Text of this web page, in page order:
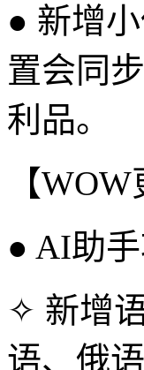
● 新增
置会同
利品。
【WOW
● AI助手
✧ 新增
语、俄